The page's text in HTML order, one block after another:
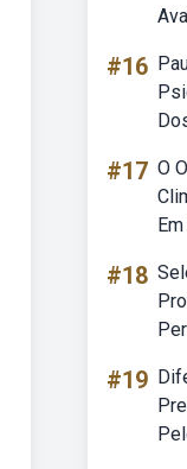
#16
#17 O
#18
#19